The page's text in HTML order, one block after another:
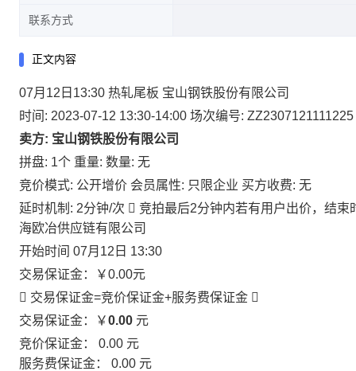
联系方式
正文内容
07月12日13:30 热轧尾板 宝山钢铁股份有限公司
时间: 2023-07-12 13:30-14:00 场次编号: ZZ2307121111225
卖方: 宝山钢铁股份有限公司
拼盘: 1个 重量: 数量: 无
竞价模式: 公开增价 会员属性: 只限企业 买方收费: 无
延时机制: 2分钟/次  竞拍最后2分钟内若有用户出价，结
海欧冶供应链有限公司
开始时间 07月12日 13:30
交易保证金：
￥0.00元
 交易保证金=竞价保证金+服务费保证金 
交易保证金：￥0.00 元
竞价保证金： 0.00 元
服务费保证金： 0.00 元